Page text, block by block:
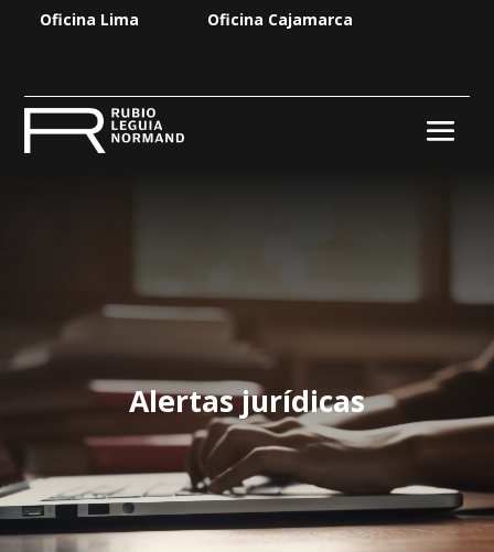
Oficina Lima Oficina Cajamarca
Alertas jurídicas